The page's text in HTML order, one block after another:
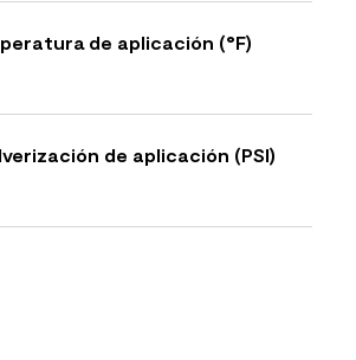
de aplicación (°F)
de aplicación (PSI)